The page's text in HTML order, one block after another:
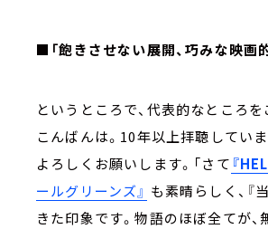
■「飽きさせない展開、巧みな映画
というところで、代表的なところ
こんばんは。10年以上拝聴してい
よろしくお願いします。「さて 『
ールグリーンズ』 も素晴らしく、
きた印象です。物語のほぼ全てが